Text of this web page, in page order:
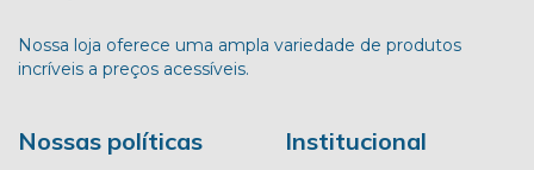
Nossa loja oferece uma ampla variedade de produtos
incríveis a preços acessíveis.
Nossas políticas Institucional